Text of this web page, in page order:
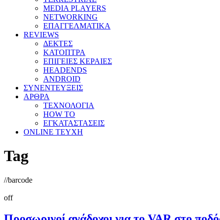
MEDIA PLAYERS
NETWORKING
ΕΠΑΓΓΕΛΜΑΤΙΚΑ
REVIEWS
ΔΕΚΤΕΣ
ΚΑΤΟΠΤΡΑ
ΕΠΙΓΕΙΕΣ ΚΕΡΑΙΕΣ
HEADENDS
ANDROID
ΣΥΝΕΝΤΕΥΞΕΙΣ
ΑΡΘΡΑ
ΤΕΧΝΟΛΟΓΙΑ
HOW TO
ΕΓΚΑΤΑΣΤΑΣΕΙΣ
ONLINE TEYXH
Tag
//barcode
off